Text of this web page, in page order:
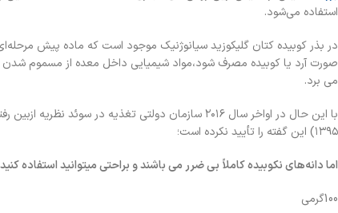
استفاده می‌شود.
در بذر کوبیده کتان گلیکوزید سیانوژنیک موجود است که ماده پیش
صورت آرد یا کوبیده مصرف شود،مواد شیمیایی داخل معده از مسموم
می برد.
با این حال در اواخر سال ۲۰۱۶ سازمان دولتی
۱۳۹۵) این گفته را تأیید نکرده است؛
اما دانه‌های نکوبیده کاملاً بی ضرر می باشند و براحتی میتوانید
100گرمی